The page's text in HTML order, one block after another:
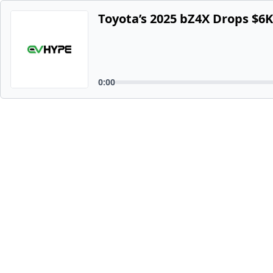
Toyota’s 2025 bZ4X Drops
0:00